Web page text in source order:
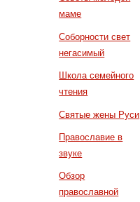
маме
Соборности свет
негасимый
Школа семейного
чтения
Святые жены Руси
Православие в
звуке
Обзор
православной